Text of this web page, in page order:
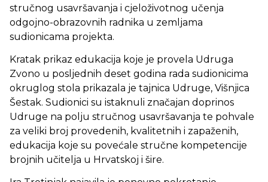
stručnog usavršavanja i cjeloživotnog učenja
odgojno-obrazovnih radnika u zemljama
sudionicama projekta.
Kratak prikaz edukacija koje je provela Udruga
Zvono u posljednih deset godina rada sudionicima
okruglog stola prikazala je tajnica Udruge, Višnjica
Šestak. Sudionici su istaknuli značajan doprinos
Udruge na polju stručnog usavršavanja te pohvale
za veliki broj provedenih, kvalitetnih i zapaženih,
edukacija koje su povećale stručne kompetencije
brojnih učitelja u Hrvatskoj i šire.